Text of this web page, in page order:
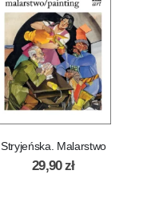
Stryjeńska. Malarstwo
29,90zł